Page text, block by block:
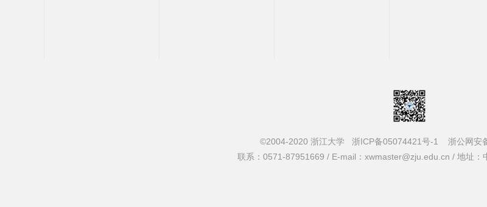
©2004-2020 浙江大学 浙ICP备05074421号-1
浙公网安
联系：0571-87951669 / E-mail：xwmaster@zju.edu.cn / 地址：